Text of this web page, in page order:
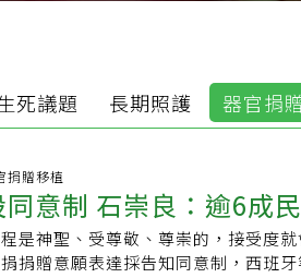
死議題 長期照護 器官捐
捐贈移植
意制 石崇良：逾6成
程是神聖、受尊敬、尊崇的，接受度
捐贈意願表達採告知同意制，西班